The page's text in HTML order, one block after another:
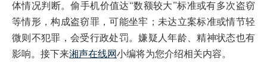
体情况判断。偷手机价值达“数额较大”标准或有多次盗窃
等情形，构成盗窃罪，可能坐牢；未达立案标准或情节轻
微则不犯罪，会受行政处罚。嫌疑人年龄、精神状态也有
影响。接下来湘声在线网小编将为您介绍相关内容。